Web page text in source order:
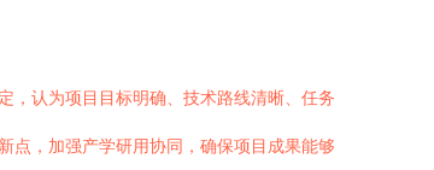
，认为项目目标明确、技术路线清晰、任务
点，加强产学研用协同，确保项目成果能够